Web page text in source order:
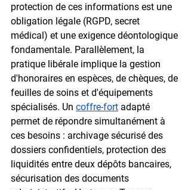
protection de ces informations est une
obligation légale (RGPD, secret
médical) et une exigence déontologique
fondamentale. Parallèlement, la
pratique libérale implique la gestion
d'honoraires en espèces, de chèques, de
feuilles de soins et d'équipements
spécialisés. Un coffre-fort adapté
permet de répondre simultanément à
ces besoins : archivage sécurisé des
dossiers confidentiels, protection des
liquidités entre deux dépôts bancaires,
sécurisation des documents